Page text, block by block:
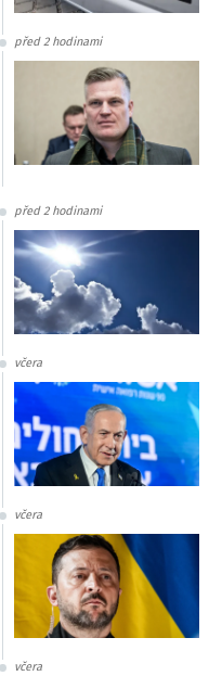
před 2 hodinami
před 2 hodinami
včera
včera
včera